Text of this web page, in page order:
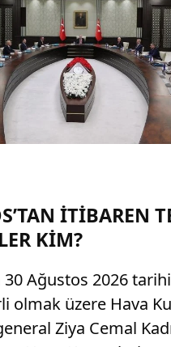
İTİBAREN
KİM?
Ağustos 2026
olmak üzere Hava
Ziya Cemal